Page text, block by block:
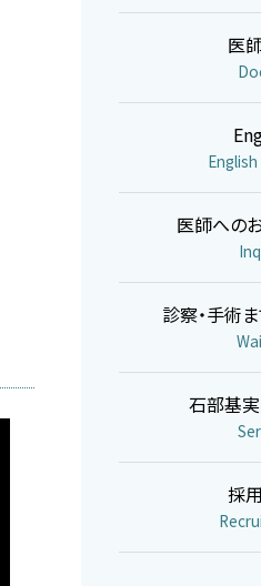
医
医師への
診察・手術
石部基実
採